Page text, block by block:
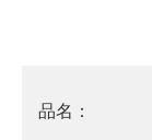
品名：